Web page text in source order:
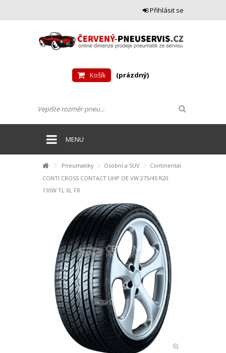
Přihlásit se
Košík (prázdný)
MENU
Pneumatiky Osobní a SUV
Continental
CONTI CROSS CONTACT UHP OE VW 275/45 R20
110W TL XL FR